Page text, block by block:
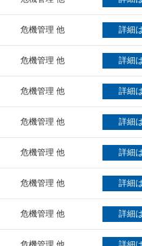
危機管理 他 詳細
危機管理 他 詳細
危機管理 他 詳細
危機管理 他 詳細
危機管理 他 詳細
危機管理 他 詳細
危機管理 他 詳細